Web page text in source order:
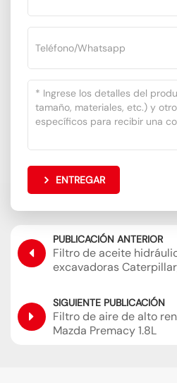
ENTREGAR
PUBLICACIÓN ANTERIOR
Filtro de aceite
excavadoras
SIGUIENTE PUBLICACIÓN
Filtro de aire de alto
Mazda Premacy 1.8L